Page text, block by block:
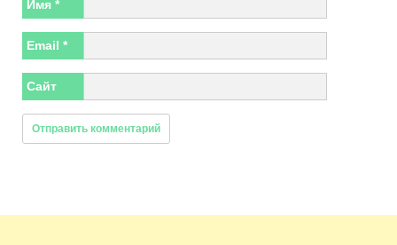
Имя *
Email *
Сайт